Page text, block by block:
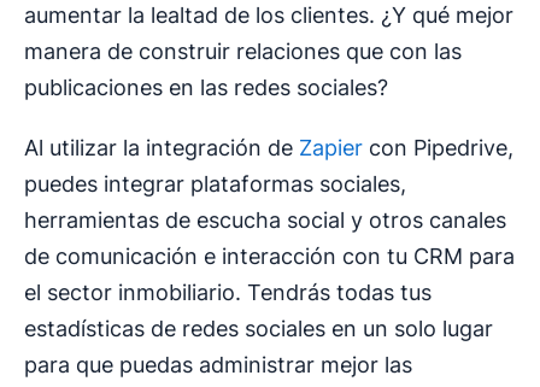
aumentar la lealtad de los clientes. ¿Y qué mejor
manera de construir relaciones que con las
publicaciones en las redes sociales?
Al utilizar la integración de Zapier con Pipedrive,
puedes integrar plataformas sociales,
herramientas de escucha social y otros canales
de comunicación e interacción con tu CRM para
el sector inmobiliario. Tendrás todas tus
estadísticas de redes sociales en un solo lugar
para que puedas administrar mejor las